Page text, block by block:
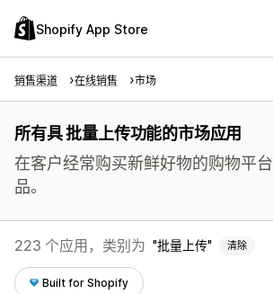
Shopify App Store
销售渠道 在线销售 市场
所有具 批量上传功能的市场应用
在客户经常购买新鲜好物的购物平
品。
223 个应用，类别为 批量上传 清除
Built for Shopify